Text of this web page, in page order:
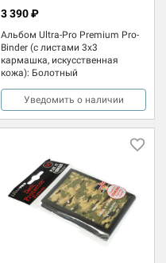
Альбом Ultra-Pro Premium Pro-
Binder (с листами 3х3
кармашка, искусственная
кожа): Болотный
3 390 ₽
Уведомить о наличии